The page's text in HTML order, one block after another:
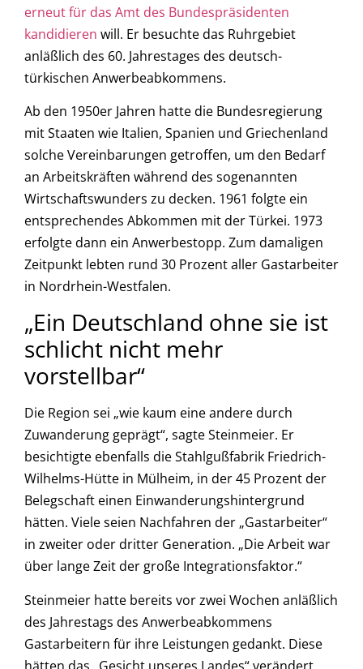
erneut für das Amt des Bundespräsidenten
kandidieren will. Er besuchte das Ruhrgebiet
anläßlich des 60. Jahrestages des deutsch-
türkischen Anwerbeabkommens.
Ab den 1950er Jahren hatte die Bundesregierung
mit Staaten wie Italien, Spanien und Griechenland
solche Vereinbarungen getroffen, um den Bedarf
an Arbeitskräften während des sogenannten
Wirtschaftswunders zu decken. 1961 folgte ein
entsprechendes Abkommen mit der Türkei. 1973
erfolgte dann ein Anwerbestopp. Zum damaligen
Zeitpunkt lebten rund 30 Prozent aller Gastarbeiter
in Nordrhein-Westfalen.
„Ein Deutschland ohne sie ist
schlicht nicht mehr
vorstellbar“
Die Region sei „wie kaum eine andere durch
Zuwanderung geprägt“, sagte Steinmeier. Er
besichtigte ebenfalls die Stahlgußfabrik Friedrich-
Wilhelms-Hütte in Mülheim, in der 45 Prozent der
Belegschaft einen Einwanderungshintergrund
hätten. Viele seien Nachfahren der „Gastarbeiter“
in zweiter oder dritter Generation. „Die Arbeit war
über lange Zeit der große Integrationsfaktor.“
Steinmeier hatte bereits vor zwei Wochen anläßlich
des Jahrestags des Anwerbeabkommens
Gastarbeitern für ihre Leistungen gedankt. Diese